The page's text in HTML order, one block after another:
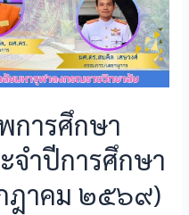
การศึกษา
จำปีการศึกษา
ฎาคม ๒๕๖๙)